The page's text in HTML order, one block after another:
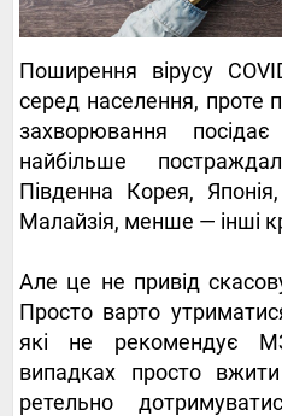
Поширення вірусу
серед населення, проте
захворювання
найбільше
Південна Корея, Японія,
Малайзія, менше — інші
Але це не привід
Просто варто
які не рекомендує
випадках просто
ретельно